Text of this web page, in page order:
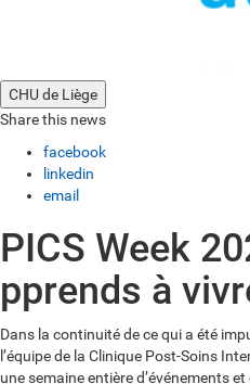
CHU de Liège
Share this news
facebook
linkedin
email
PICS Week
pprends à
Dans la continuité de ce qui a été
l’équipe de la Clinique Post-Soins
une semaine entière d’événements